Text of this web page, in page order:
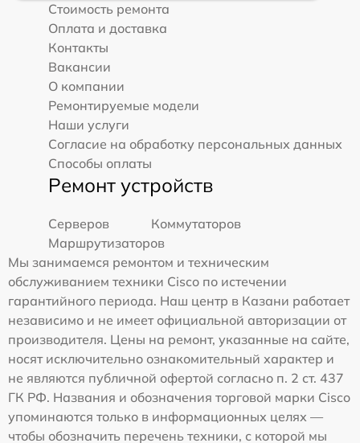
Стоимость ремонта
Оплата и доставка
Контакты
Вакансии
О компании
Ремонтируемые модели
Наши услуги
Согласие на обработку персональных данных
Способы оплаты
Ремонт устройств
Серверов
Коммутаторов
Маршрутизаторов
Мы занимаемся ремонтом и техническим
обслуживанием техники Cisco по истечении
гарантийного периода. Наш центр в Казани работает
независимо и не имеет официальной авторизации от
производителя. Цены на ремонт, указанные на сайте,
носят исключительно ознакомительный характер и
не являются публичной офертой согласно п. 2 ст. 437
ГК РФ. Названия и обозначения торговой марки Cisco
упоминаются только в информационных целях —
чтобы обозначить перечень техники, с которой мы